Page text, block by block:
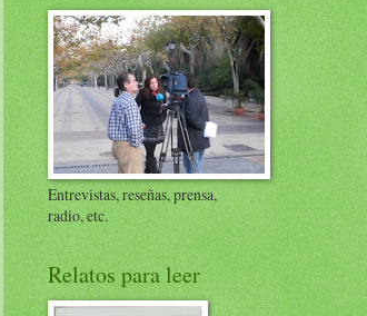
Entrevistas, reseñas, prensa,
radio, etc.
Relatos para leer